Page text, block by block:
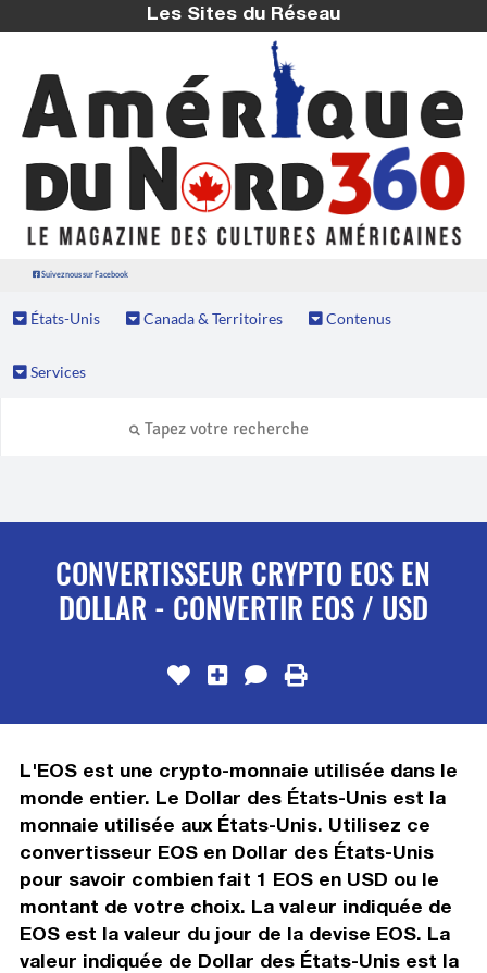
Les Sites du Réseau
Suivez nous sur Facebook
États-Unis Canada & Territoires Contenus
Services
CONVERTISSEUR CRYPTO EOS EN
DOLLAR - CONVERTIR EOS / USD
L'EOS est une crypto-monnaie utilisée dans le
monde entier. Le Dollar des États-Unis est la
monnaie utilisée aux États-Unis. Utilisez ce
convertisseur EOS en Dollar des États-Unis
pour savoir combien fait 1 EOS en USD ou le
montant de votre choix. La valeur indiquée de
EOS est la valeur du jour de la devise EOS. La
valeur indiquée de Dollar des États-Unis est la